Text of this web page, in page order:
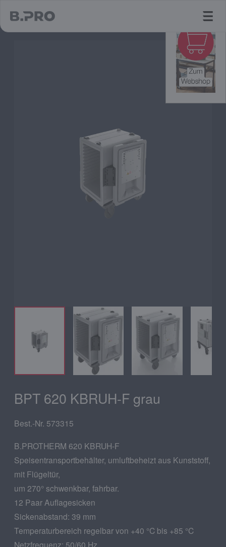
BPT 620 KBRUH-F grau
Best.-Nr. 573315
B.PROTHERM 620 KBRUH-F
Speisentransportbehälter, umluftbeheizt aus Kunststoff,
mit Flügeltür,
um 270° schwenkbar, fahrbar.
12 Paar Auflagesicken
Sickenabstand: 39 mm
Temperaturbereich regelbar von +40 °C bis +85 °C
Netzfrequenz: 50/60 Hz